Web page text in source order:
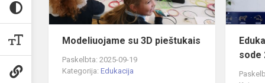
Modeliuojame su 3D pieštukais
Paskelbta: 2025-09-19
Kategorija: Edukacija
sode